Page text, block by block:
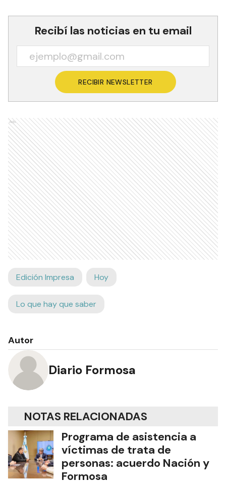
Recibí las noticias en tu email
RECIBIR NEWSLETTER
Ads
Edición Impresa Hoy
Lo que hay que saber
Autor
Diario Formosa
NOTAS RELACIONADAS
Programa de asistencia a
víctimas de trata de
personas: acuerdo Nación y
Formosa